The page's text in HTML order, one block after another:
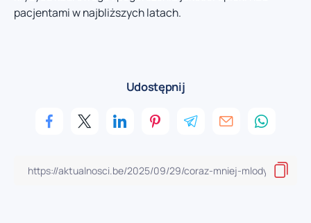
pacjentami w najbliższych latach.
Udostępnij